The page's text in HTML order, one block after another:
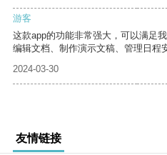
游客
这款app的功能非常强大，可以满足
编辑文档、制作演示文稿、管理日程
2024-03-30
友情链接